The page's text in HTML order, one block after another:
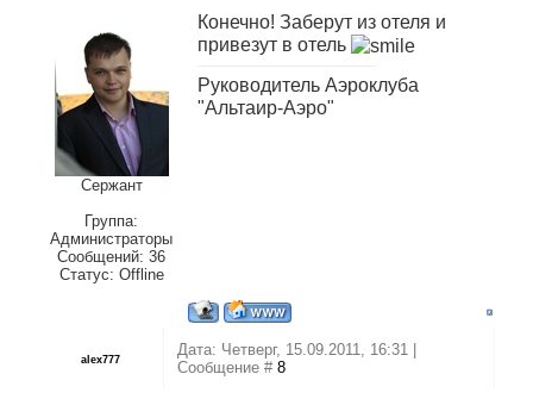
Сержант
Группа:
Администраторы
Сообщений: 36
Статус: Offline
Конечно! Заберут из отеля и
привезут в отель
Руководитель Аэроклуба
"Альтаир-Аэро"
alex777
Дата: Четверг, 15.09.2011, 16:31 |
Сообщение # 8